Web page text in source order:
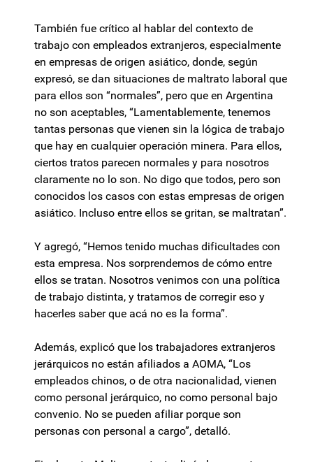
También fue crítico al hablar del contexto de
trabajo con empleados extranjeros, especialmente
en empresas de origen asiático, donde, según
expresó, se dan situaciones de maltrato laboral que
para ellos son “normales”, pero que en Argentina
no son aceptables, “Lamentablemente, tenemos
tantas personas que vienen sin la lógica de trabajo
que hay en cualquier operación minera. Para ellos,
ciertos tratos parecen normales y para nosotros
claramente no lo son. No digo que todos, pero son
conocidos los casos con estas empresas de origen
asiático. Incluso entre ellos se gritan, se maltratan”.
Y agregó, “Hemos tenido muchas dificultades con
esta empresa. Nos sorprendemos de cómo entre
ellos se tratan. Nosotros venimos con una política
de trabajo distinta, y tratamos de corregir eso y
hacerles saber que acá no es la forma”.
Además, explicó que los trabajadores extranjeros
jerárquicos no están afiliados a AOMA, “Los
empleados chinos, o de otra nacionalidad, vienen
como personal jerárquico, no como personal bajo
convenio. No se pueden afiliar porque son
personas con personal a cargo”, detalló.